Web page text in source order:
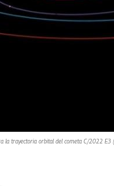
la trayectoria orbital del cometa C/2022 E3